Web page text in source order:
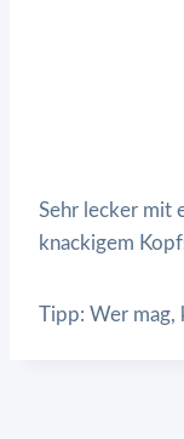
Sehr lecker mit
knackigem
Tipp: Wer mag,